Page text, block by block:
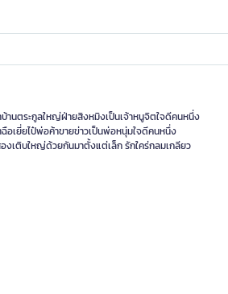
านตระกูลใหญ่ฝ่ายสิงหมิงเป็นเจ้าหนูจิตใจดีคนหนึ่ง
เยี่ยไป๋พ่อค้าขายข่าวเป็นพ่อหนุ่มใจดีคนหนึ่ง
เติบใหญ่ด้วยกันมาตั้งแต่เล็ก รักใคร่กลมเกลียว